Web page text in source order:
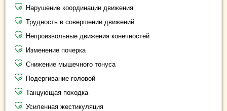
Нарушение координации движения
Трудность в совершении движений
Непроизвольные движения конечностей
Изменение почерка
Снижение мышечного тонуса
Подергивание головой
Танцующая походка
Усиленная жестикуляция